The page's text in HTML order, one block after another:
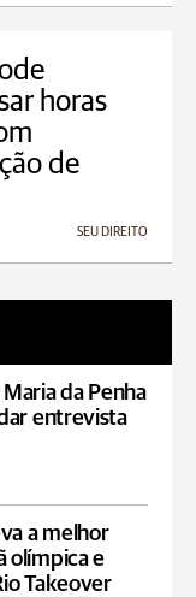
horas
de
SEU DIREITO
da Penha
entrevista
a melhor
olímpica e
Takeover